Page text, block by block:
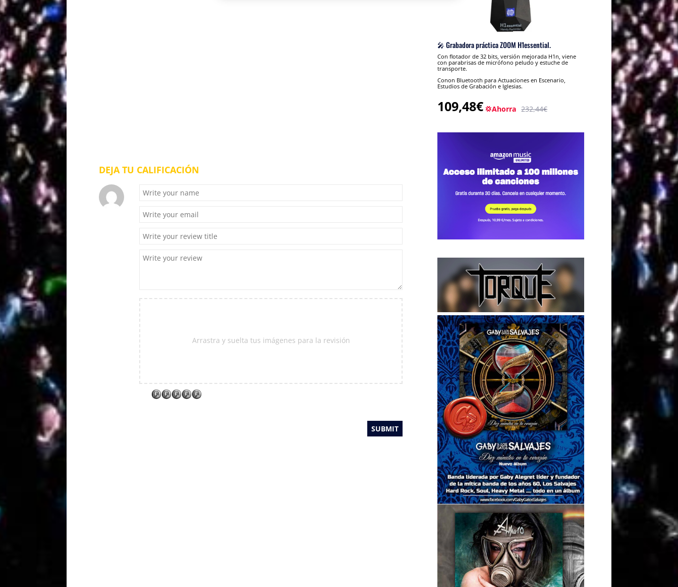
DEJA TU CALIFICACIÓN
Arrastra y suelta tus imágenes para la revisión
🎤 Grabadora práctica ZOOM H1essential.
Con flotador de 32 bits, versión mejorada H1n, viene
con parabrisas de micrófono peludo y estuche de
transporte.
Conon Bluetooth para Actuaciones en Escenario,
Estudios de Grabación e Iglesias.
109,48€ 💢Ahorra 232,44€